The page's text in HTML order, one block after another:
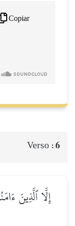
Copiar
Verso :6
إِلَّا ٱلَّذِينَ